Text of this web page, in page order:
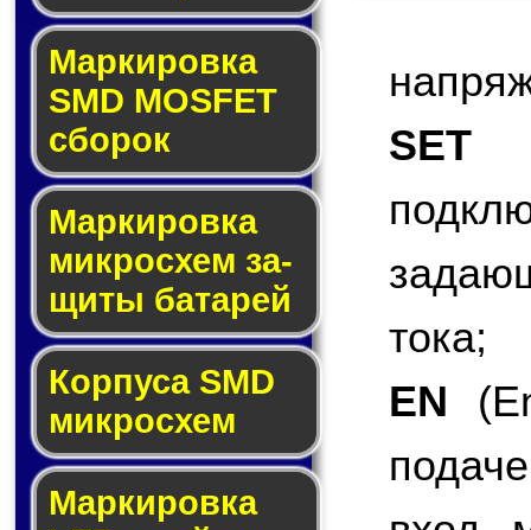
Мар­ки­ров­ка
SMD MOSFET
сбо­рок
Мар­ки­ров­ка
мик­ро­схем за­
щи­ты ба­та­рей
Корпуса SMD
мик­ро­схем
Маркировка
SET
тока;
EN